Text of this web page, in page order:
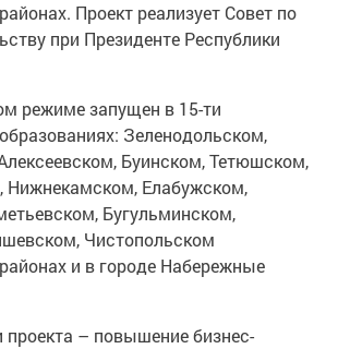
Проект реализует Совет по
при Президенте Республики
режиме запущен в 15-ти
Зеленодольском,
Буинском, Тетюшском,
Елабужском,
Бугульминском,
Чистопольском
и в городе Набережные
проекта – повышение бизнес-